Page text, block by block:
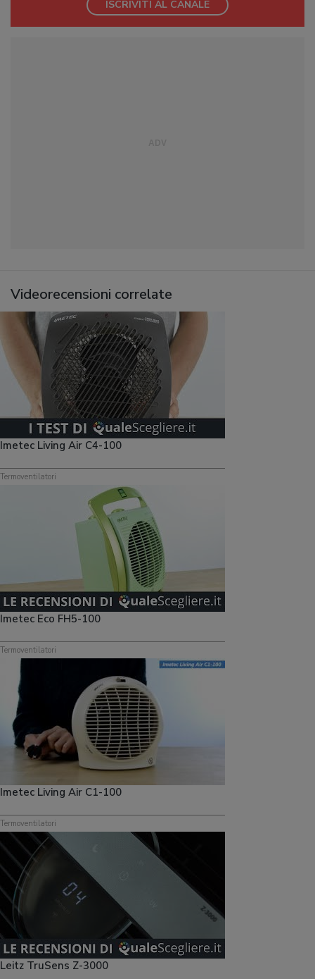
ISCRIVITI AL CANALE
Videorecensioni correlate
Imetec Living Air C4-100
Termoventilatori
Imetec Eco FH5-100
Termoventilatori
Imetec Living Air C1-100
Termoventilatori
Leitz TruSens Z-3000